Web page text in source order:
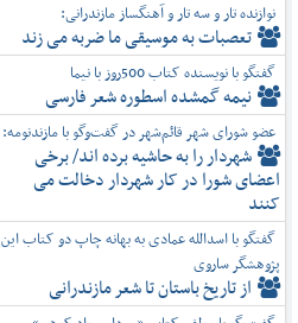
نوازنده تار و سه تار و آهنگساز مازندرانی:
تعصبات به موسیقی ما ضربه می زند
گفتگو با نویسنده کتاب 500روز با نیما
نیمه گمشده اسطوره شعر فارسی
عضو شورای شهر قائم‌شهر در گفت‌و‌گو با مازندنومه:
شهردار را به حاشیه برده اند/ برخی
اعضای شورا در کار شهردار دخالت می
کنند
گفتگو با اسدالله عمادی به بهانه چاپ دو کتاب این
پژوهشگر ساروی
از تاریخ باستان تا شعر مازندرانی